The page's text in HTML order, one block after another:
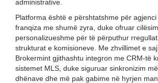
administrative.
Platforma është e përshtatshme për
franqiza me shumë zyra, duke ofruar
personalizueshme për të përputhur
strukturat e komisioneve. Me zhvillimet e saj
Brokermint gjithashtu integron me CRM-të
sistemet MLS, duke siguruar sinkronizim
dhënave dhe më pak gabime në hyrjen